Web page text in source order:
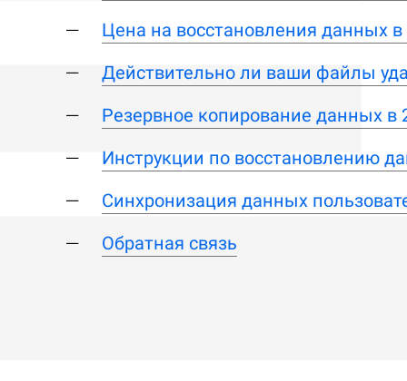
Цена на восстановления данных в
Действительно ли ваши файлы
Резервное копирование данных в
Инструкции по восстановлению
Синхронизация данных
Обратная связь